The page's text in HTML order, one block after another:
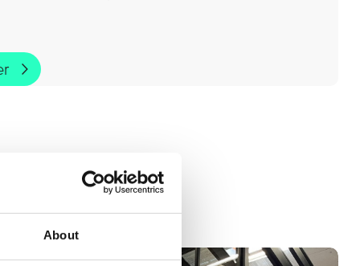
About